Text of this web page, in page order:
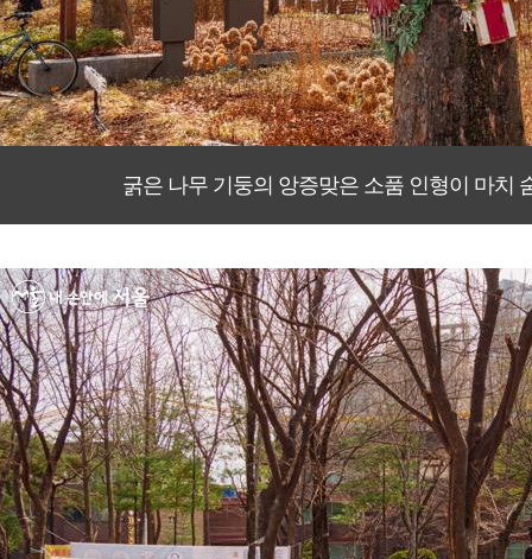
굵은 나무 기둥의 앙증맞은 소품 인형이 마치